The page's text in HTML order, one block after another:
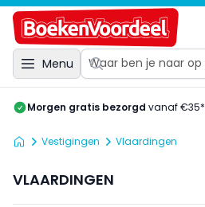
Menu
Morgen gratis bezorgd vanaf €35*
Vestigingen Vlaardingen
VLAARDINGEN